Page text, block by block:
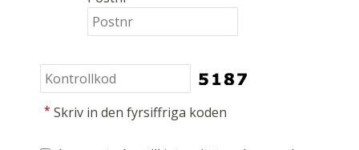
* Skriv in den fyrsiffriga koden